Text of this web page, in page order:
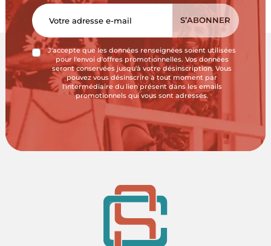
J'accepte que les données renseignées soient utilisées
pour l'envoi d'offres promotionnelles. Vos données
seront conservées jusqu'à votre désinscription. Vous
pouvez vous désinscrire à tout moment par
l'intermédiaire du lien présent dans les emails
promotionnels qui vous sont adressés.